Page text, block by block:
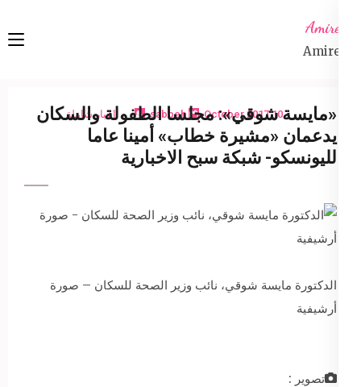
content
Amireta
Amireta
10 October 2017
sabbeh اخبار شاملة
«مايسة شوقي»: مجلسا الطفولة والسكان
يدعمان «مشيرة خطاب» أمينا عاما
لليونسكو- شبكة سبح الاخبارية
الدكتورة مايسة شوقي، نائب وزير الصحة للسكان – صورة
أرشيفية
تصوير :